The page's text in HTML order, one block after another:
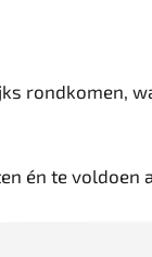
rondkomen,
én te voldoen